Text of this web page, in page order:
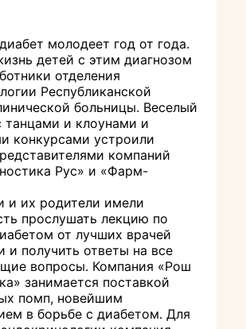
молодеет год от года.
детей с этим диагнозом
отделения
Республиканской
больницы. Веселый
танцами и клоунами и
конкурсами устроили
компаний
Рус» и «Фарм-
и их родители имели
прослушать лекцию по
от лучших врачей
и получить ответы на все
вопросы. Компания «Рош
занимается поставкой
помп, новейшим
в борьбе с диабетом. Для